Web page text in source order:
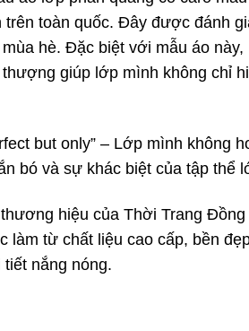
trên toàn quốc. Đây được đánh
hè. Đặc biệt với mẫu áo này,
giúp lớp mình không chỉ
but only” – Lớp mình không
bó và sự khác biệt của tập thể
hiệu của Thời Trang Đồng
làm từ chất liệu cao cấp, bền
nắng nóng.